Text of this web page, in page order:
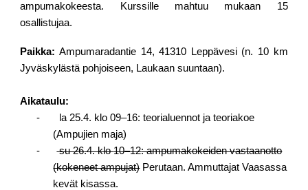
ampumakokeesta. Kurssille mahtuu mukaan 15
osallistujaa.
Paikka: Ampumaradantie 14, 41310 Leppävesi (n. 10 km
Jyväskylästä pohjoiseen, Laukaan suuntaan).
Aikataulu:
- la 25.4. klo 09–16: teorialuennot ja teoriakoe
(Ampujien maja)
-su 26.4. klo10–12: ampumakokeiden vastaanotto
(kokeneet ampujat)Perutaan. Ammuttajat Vaasassa
kevät kisassa.